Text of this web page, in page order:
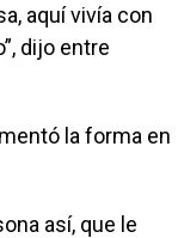
aquí vivía con
dijo entre
la forma en
así, que le